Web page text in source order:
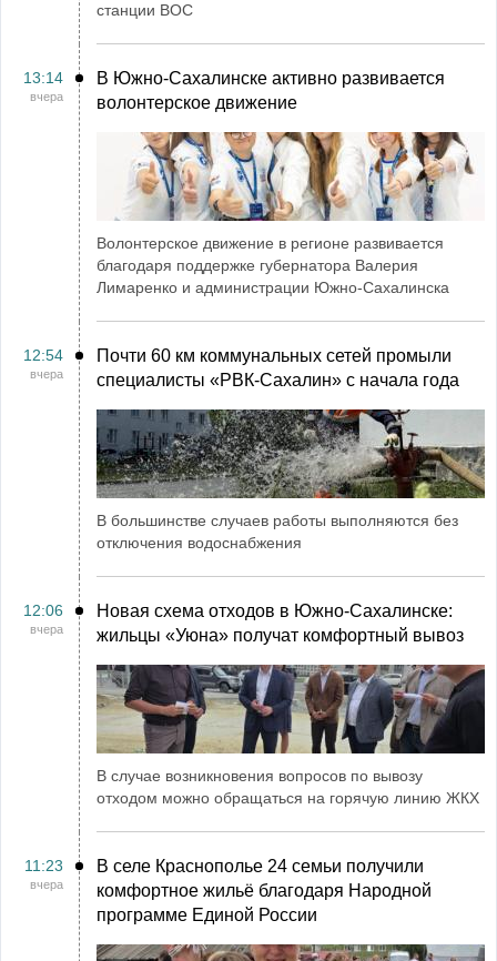
станции ВОС
13:14
вчера
В Южно-Сахалинске активно развивается
волонтерское движение
Волонтерское движение в регионе развивается
благодаря поддержке губернатора Валерия
Лимаренко и администрации Южно-Сахалинска
12:54
вчера
Почти 60 км коммунальных сетей промыли
специалисты «РВК‑Сахалин» с начала года
В большинстве случаев работы выполняются без
отключения водоснабжения
12:06
вчера
Новая схема отходов в Южно-Сахалинске:
жильцы «Уюна» получат комфортный вывоз
В случае возникновения вопросов по вывозу
отходом можно обращаться на горячую линию ЖКХ
11:23
вчера
В селе Краснополье 24 семьи получили
комфортное жильё благодаря Народной
программе Единой России